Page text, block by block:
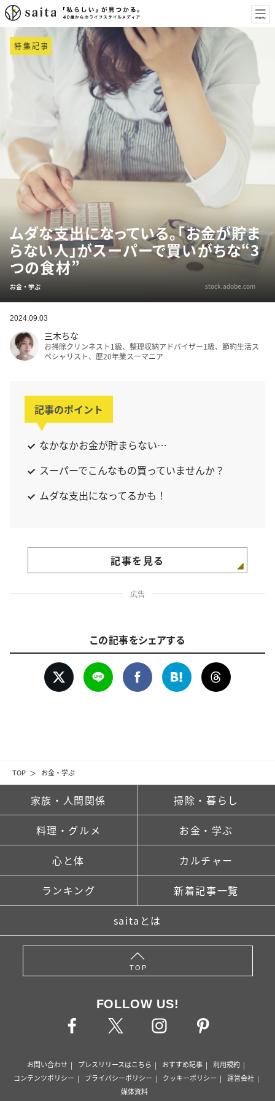
TOP お金・学ぶ
特集記事
ムダな支出になっている。「お金が貯ま
らない人」がスーパーで買いがちな“3
つの食材”
お金・学ぶ stock.adobe.com
2024.09.03
三木ちな
お掃除クリンネスト1級、整理収納アドバイザー1級、節約生活ス
ペシャリスト、歴20年業スーマニア
記事のポイント
なかなかお金が貯まらない…
スーパーでこんなもの買っていませんか？
ムダな支出になってるかも！
記事を見る
広告
この記事をシェアする
家族・人間関係 掃除・暮らし
料理・グルメ お金・学ぶ
心と体 カルチャー
ランキング 新着記事一覧
saitaとは
TOP
FOLLOW US!
お問い合わせ プレスリリースはこちら おすすめ記事
利用規約
コンテンツポリシー
プライバシーポリシー クッキーポリシー
運営会社
媒体資料